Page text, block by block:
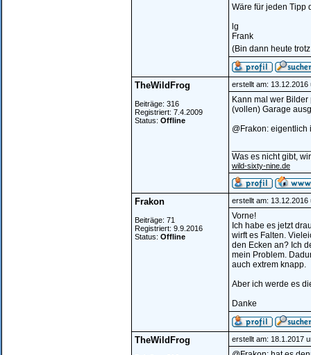
Wäre für jeden Tipp
lg
Frank
(Bin dann heute
TheWildFrog
Beiträge: 316
Registriert: 7.4.2009
Status: Offline
erstellt am: 13.12.2016
Kann mal wer
(vollen) Garage
@Frakon:
Was es nicht gibt,
wild-sixty-nine.de
Frakon
Beiträge: 71
Registriert: 9.9.2016
Status: Offline
erstellt am: 13.12.2016
Vorne!
Ich habe es jetzt
wirft es Falten.
den Ecken an? Ich
mein Problem.
auch extrem knapp.
Aber ich werde es
Danke
TheWildFrog erstellt am: 18.1.2017